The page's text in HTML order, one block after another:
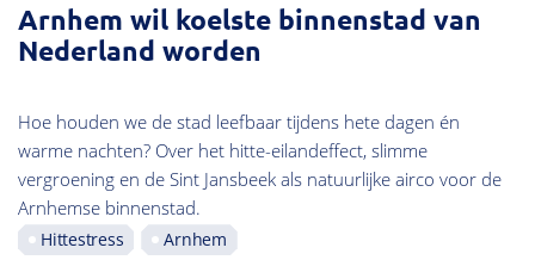
Arnhem wil koelste binnenstad van
Nederland worden
Hoe houden we de stad leefbaar tijdens hete dagen én
warme nachten? Over het hitte-eilandeffect, slimme
vergroening en de Sint Jansbeek als natuurlijke airco voor de
Arnhemse binnenstad.
Hittestress Arnhem